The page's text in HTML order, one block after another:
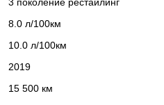
8.0 л/100км
10.0 л/100км
2019
15 500 км